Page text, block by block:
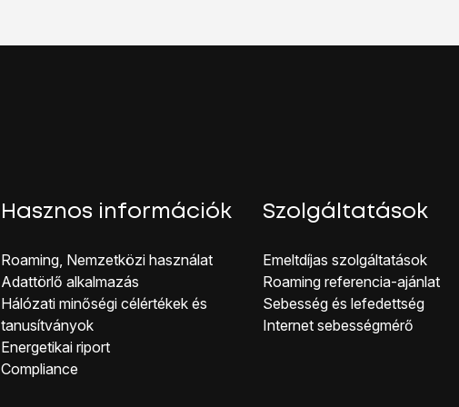
Hasznos információk
Roaming, Nemzetközi használat
Adattörlő alkalmazás
Hálózati minőségi célérté kek és
tanusítványok
Energetikai riport
Co mpliance
Szolgáltatások
Emeltdíjas szolgáltatások
Roaming referencia-ajánlat
Sebesség és lefedettség
Internet sebességmérő